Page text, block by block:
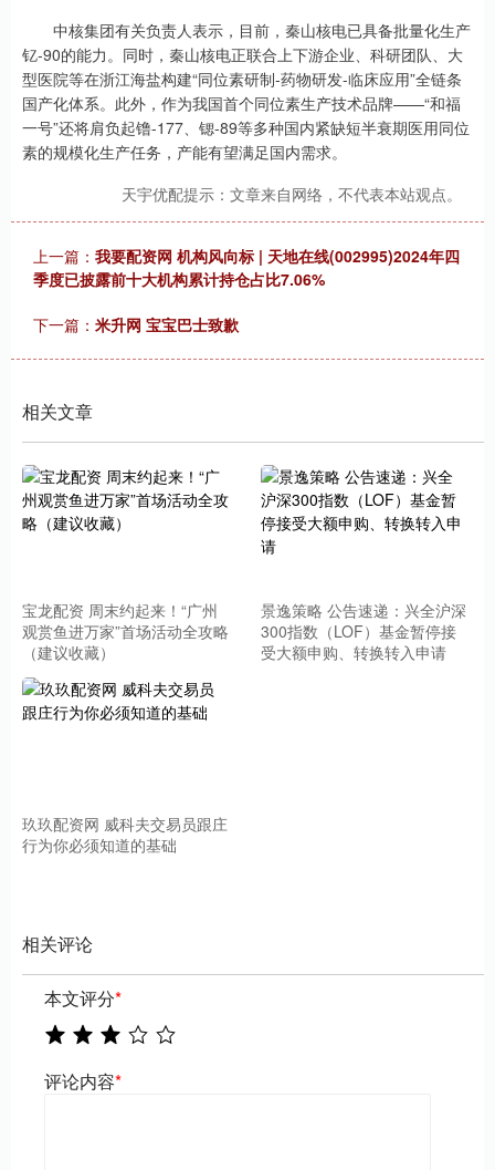
中核集团有关负责人表示，目前，秦山核电已具备批量化生产
钇-90的能力。同时，秦山核电正联合上下游企业、科研团队、大
型医院等在浙江海盐构建“同位素研制-药物研发-临床应用”全链条
国产化体系。此外，作为我国首个同位素生产技术品牌——“和福
一号”还将肩负起镥-177、锶-89等多种国内紧缺短半衰期医用同位
素的规模化生产任务，产能有望满足国内需求。
天宇优配提示：文章来自网络，不代表本站观点。
上一篇： 我要配资网 机构风向标 | 天地在线(002995)2024年四
季度已披露前十大机构累计持仓占比7.06%
下一篇： 米升网 宝宝巴士致歉
相关文章
宝龙配资 周末约起来！“广州
观赏鱼进万家”首场活动全攻略
（建议收藏）
景逸策略 公告速递：兴全沪深
300指数（LOF）基金暂停接
受大额申购、转换转入申请
玖玖配资网 威科夫交易员跟庄
行为你必须知道的基础
相关评论
本文评分*
评论内容*